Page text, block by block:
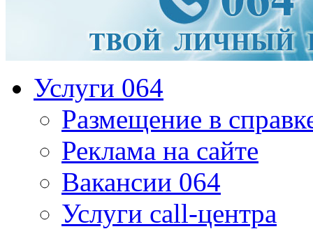
Услуги 064
Размещение в
Реклама на сайте
Вакансии 064
Услуги call-центра